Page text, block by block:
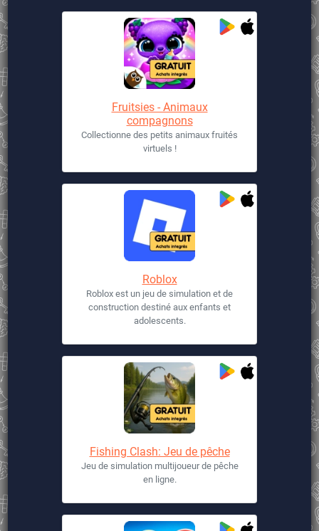
Fruitsies - Animaux
compagnons
Collectionne des petits animaux fruités
virtuels !
Roblox
Roblox est un jeu de simulation et de
construction destiné aux enfants et
adolescents.
Fishing Clash: Jeu de pêche
Jeu de simulation multijoueur de pêche
en ligne.